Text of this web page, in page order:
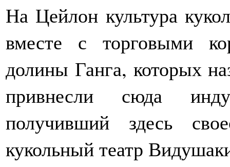
На Цейлон культура
вместе с торговыми
долины Ганга, которых
привнесли сюда
получивший здесь
кукольный театр